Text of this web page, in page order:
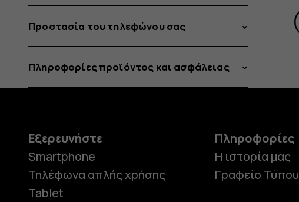
Προστασία του τηλεφώνου σας
Πληροφορίες προϊόντος και ασφάλειας
Εξερευνήστε
Smartphone
Τηλέφωνα απλής χρήσης
Tablet
Πληροφορίες
Η ιστορία μας
Γραφείο Τύπου